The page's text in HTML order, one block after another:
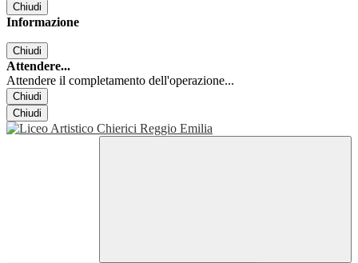
Chiudi
Informazione
Chiudi
Attendere...
Attendere il completamento dell'operazione...
Chiudi
Chiudi